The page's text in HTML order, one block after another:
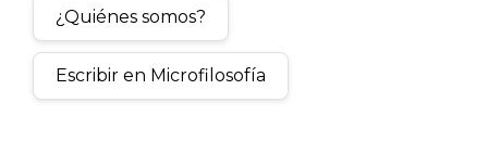
¿Quiénes somos?
Escribir en Microfilosofía